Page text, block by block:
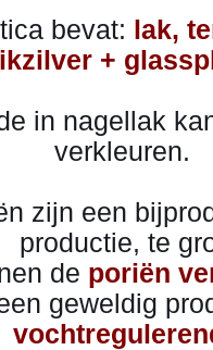
bevat: lak,
+
in nagellak
verkleuren.
zijn een
productie, te
de poriën
geweldig